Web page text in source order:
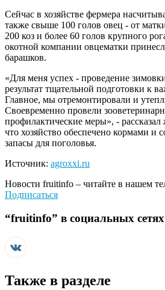
Сейчас в хозяйстве фермера
также свыше 100 голов овец - от
200 коз и более 60 голов крупного
окотной компании овцематки
барашков.
«Для меня успех - проведение
результат тщательной подготовки к
Главное, мы отремонтировали и
Своевременно провели
профилактические меры», -
что хозяйство обеспечено кормами и
запасы для поголовья.
Источник: agroxxi.ru
Новости fruitinfo – читайте в нашем
Подписаться
“fruitinfo” в социальных
Также в разделе